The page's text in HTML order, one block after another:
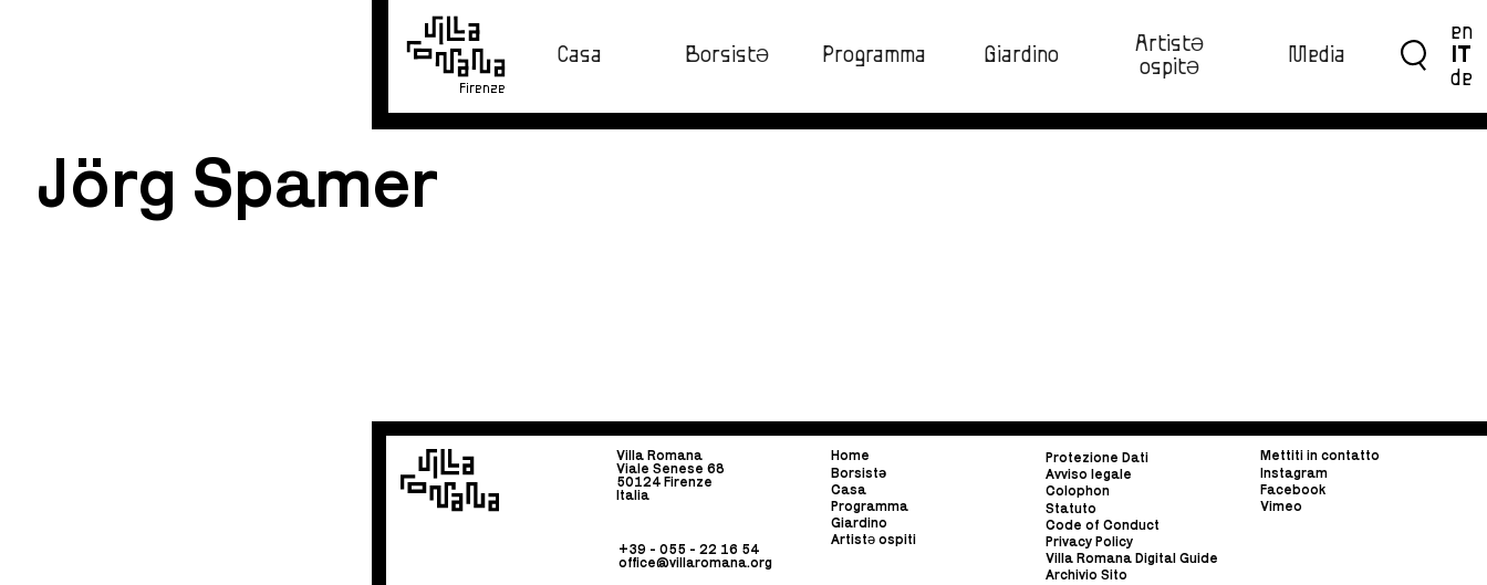
Firenze
Casa BorsistƏ Programma Giardino
ArtistƏ
ospitƏ‍
Media
en
IT
de
Jörg Spamer
Villa Romana
Viale Senese 68
50124 Firenze
Italia
+39 - 055 - 22 16 54
office@villaromana.org
Home
Borsistə
Casa
Programma
Giardino
Artistə ospiti
Protezione Dati
Avviso legale
Colophon
Statuto
Code of Conduct
Privacy Policy
Villa Romana Digital Guide
Archivio Sito
Mettiti in contatto
Instagram
Facebook
Vimeo